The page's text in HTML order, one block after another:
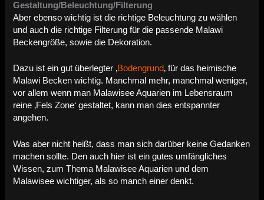
Gestaltung/Beleuchtung/Filterung
Aber ebenso wichtig ist die richtige Beleuchtung zu wählen
und auch die richtige Filterung für die passende Malawi
Beckengröße, sowie die Dekoration.
Dazu ist ein gut überlegter ‚Bodengrund‚ für das heimische
Malawi Becken wichtig. Manchmal mehr, manchmal weniger,
vor allem wenn man Malawisee Aquarien im Lebensraum
reine ‚Fels Zone‘ gestaltet, kann man dies entspannter
angehen.
Was aber nicht heißt, dass man sich darüber keine Gedanken
machen sollte. Den auch hier ist ein gutes umfängliches
Wissen, zum Thema Malawisee Aquarien und dem
Malawisee wichtiger, als so manch einer denkt.